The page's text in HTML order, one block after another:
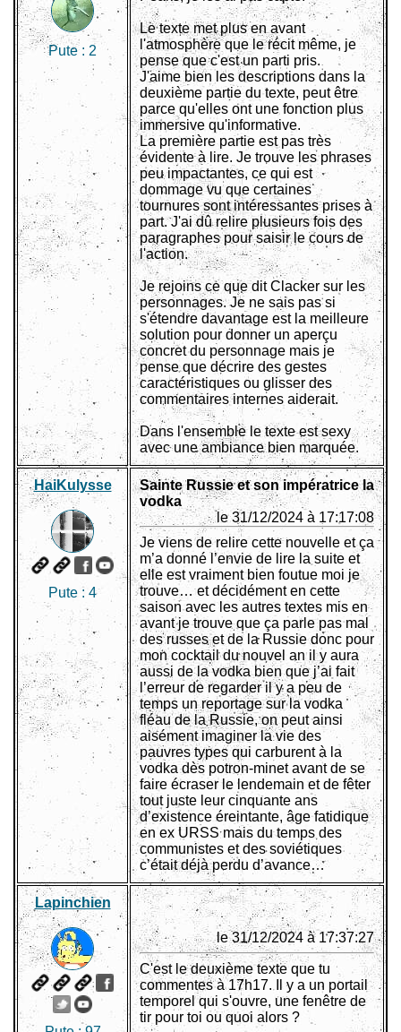
Pute : 2
Le texte met plus en avant
l'atmosphère que le récit même, je
pense que c'est un parti pris.
J'aime bien les descriptions dans la
deuxième partie du texte, peut être
parce qu'elles ont une fonction plus
immersive qu'informative.
La première partie est pas très
évidente à lire. Je trouve les phrases
peu impactantes, ce qui est
dommage vu que certaines
tournures sont intéressantes prises à
part. J'ai dû relire plusieurs fois des
paragraphes pour saisir le cours de
l'action.
Je rejoins ce que dit Clacker sur les
personnages. Je ne sais pas si
s'étendre davantage est la meilleure
solution pour donner un aperçu
concret du personnage mais je
pense que décrire des gestes
caractéristiques ou glisser des
commentaires internes aiderait.
Dans l'ensemble le texte est sexy
avec une ambiance bien marquée.
HaiKulysse
Pute : 4
Sainte Russie et son impératrice la
vodka
le 31/12/2024 à 17:17:08
Je viens de relire cette nouvelle et ça
m’a donné l’envie de lire la suite et
elle est vraiment bien foutue moi je
trouve… et décidément en cette
saison avec les autres textes mis en
avant je trouve que ça parle pas mal
des russes et de la Russie donc pour
mon cocktail du nouvel an il y aura
aussi de la vodka bien que j’ai fait
l’erreur de regarder il y a peu de
temps un reportage sur la vodka
fléau de la Russie, on peut ainsi
aisément imaginer la vie des
pauvres types qui carburent à la
vodka dès potron-minet avant de se
faire écraser le lendemain et de fêter
tout juste leur cinquante ans
d’existence éreintante, âge fatidique
en ex URSS mais du temps des
communistes et des soviétiques
c’était déjà perdu d’avance…
Lapinchien
le 31/12/2024 à 17:37:27
C'est le deuxième texte que tu
commentes à 17h17. Il y a un portail
temporel qui s'ouvre, une fenêtre de
tir pour toi ou quoi alors ?